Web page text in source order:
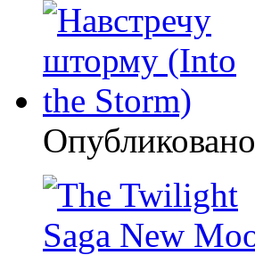
Опубликовано